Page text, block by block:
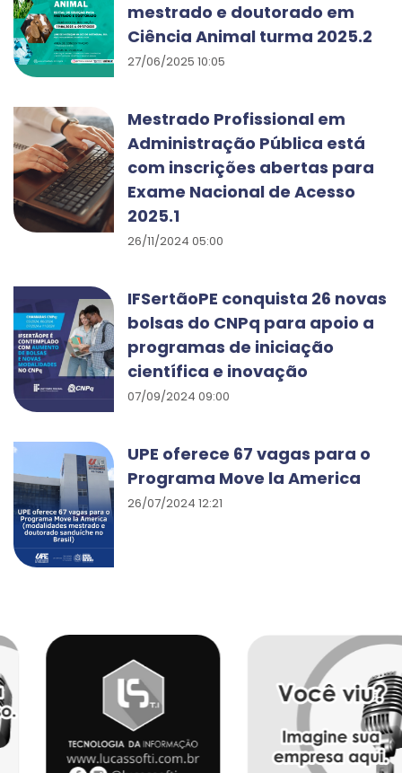
mestrado e doutorado em
Ciência Animal turma 2025.2
27/06/2025 10:05
Mestrado Profissional em
Administração Pública está
com inscrições abertas para
Exame Nacional de Acesso
2025.1
26/11/2024 05:00
IFSertãoPE conquista 26 novas
bolsas do CNPq para apoio a
programas de iniciação
científica e inovação
07/09/2024 09:00
UPE oferece 67 vagas para o
Programa Move la America
26/07/2024 12:21